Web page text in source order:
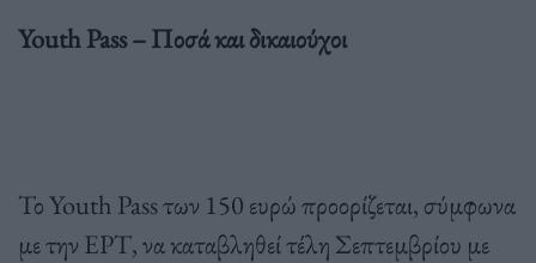
Youth Pass – Ποσά και δικαιούχοι
Το Youth Pass των 150 ευρώ προορίζεται, σύμφωνα
με την ΕΡΤ, να καταβληθεί τέλη Σεπτεμβρίου με